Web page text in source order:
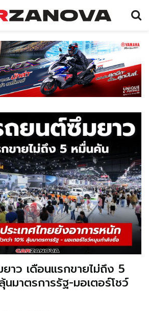
าว เดือนแรกขายไม่ถึง 5
มาตรการรัฐ-มอเตอร์โชว์